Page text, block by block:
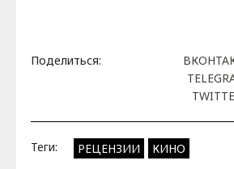
Поделиться:
Теги: РЕЦЕНЗИИ КИНО